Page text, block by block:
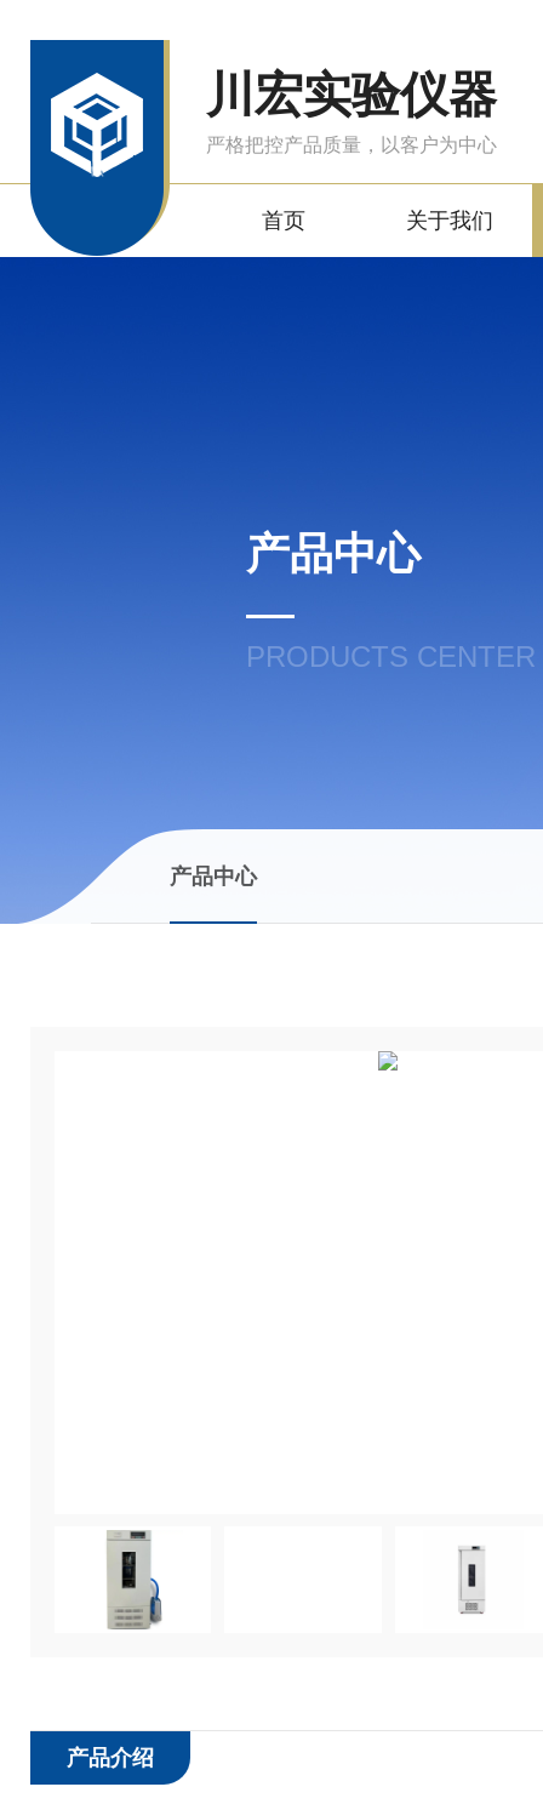
川宏实验仪器
严格把控产品质量，以客户为中心
首页 关于我们
产品中心
PRODUCTS CENTER
产品中心
产品介绍